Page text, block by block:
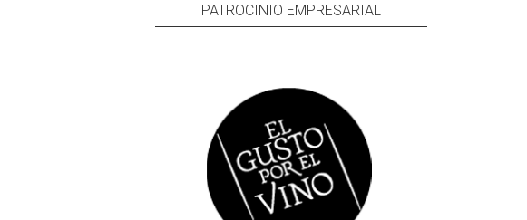
PATROCINIO EMPRESARIAL